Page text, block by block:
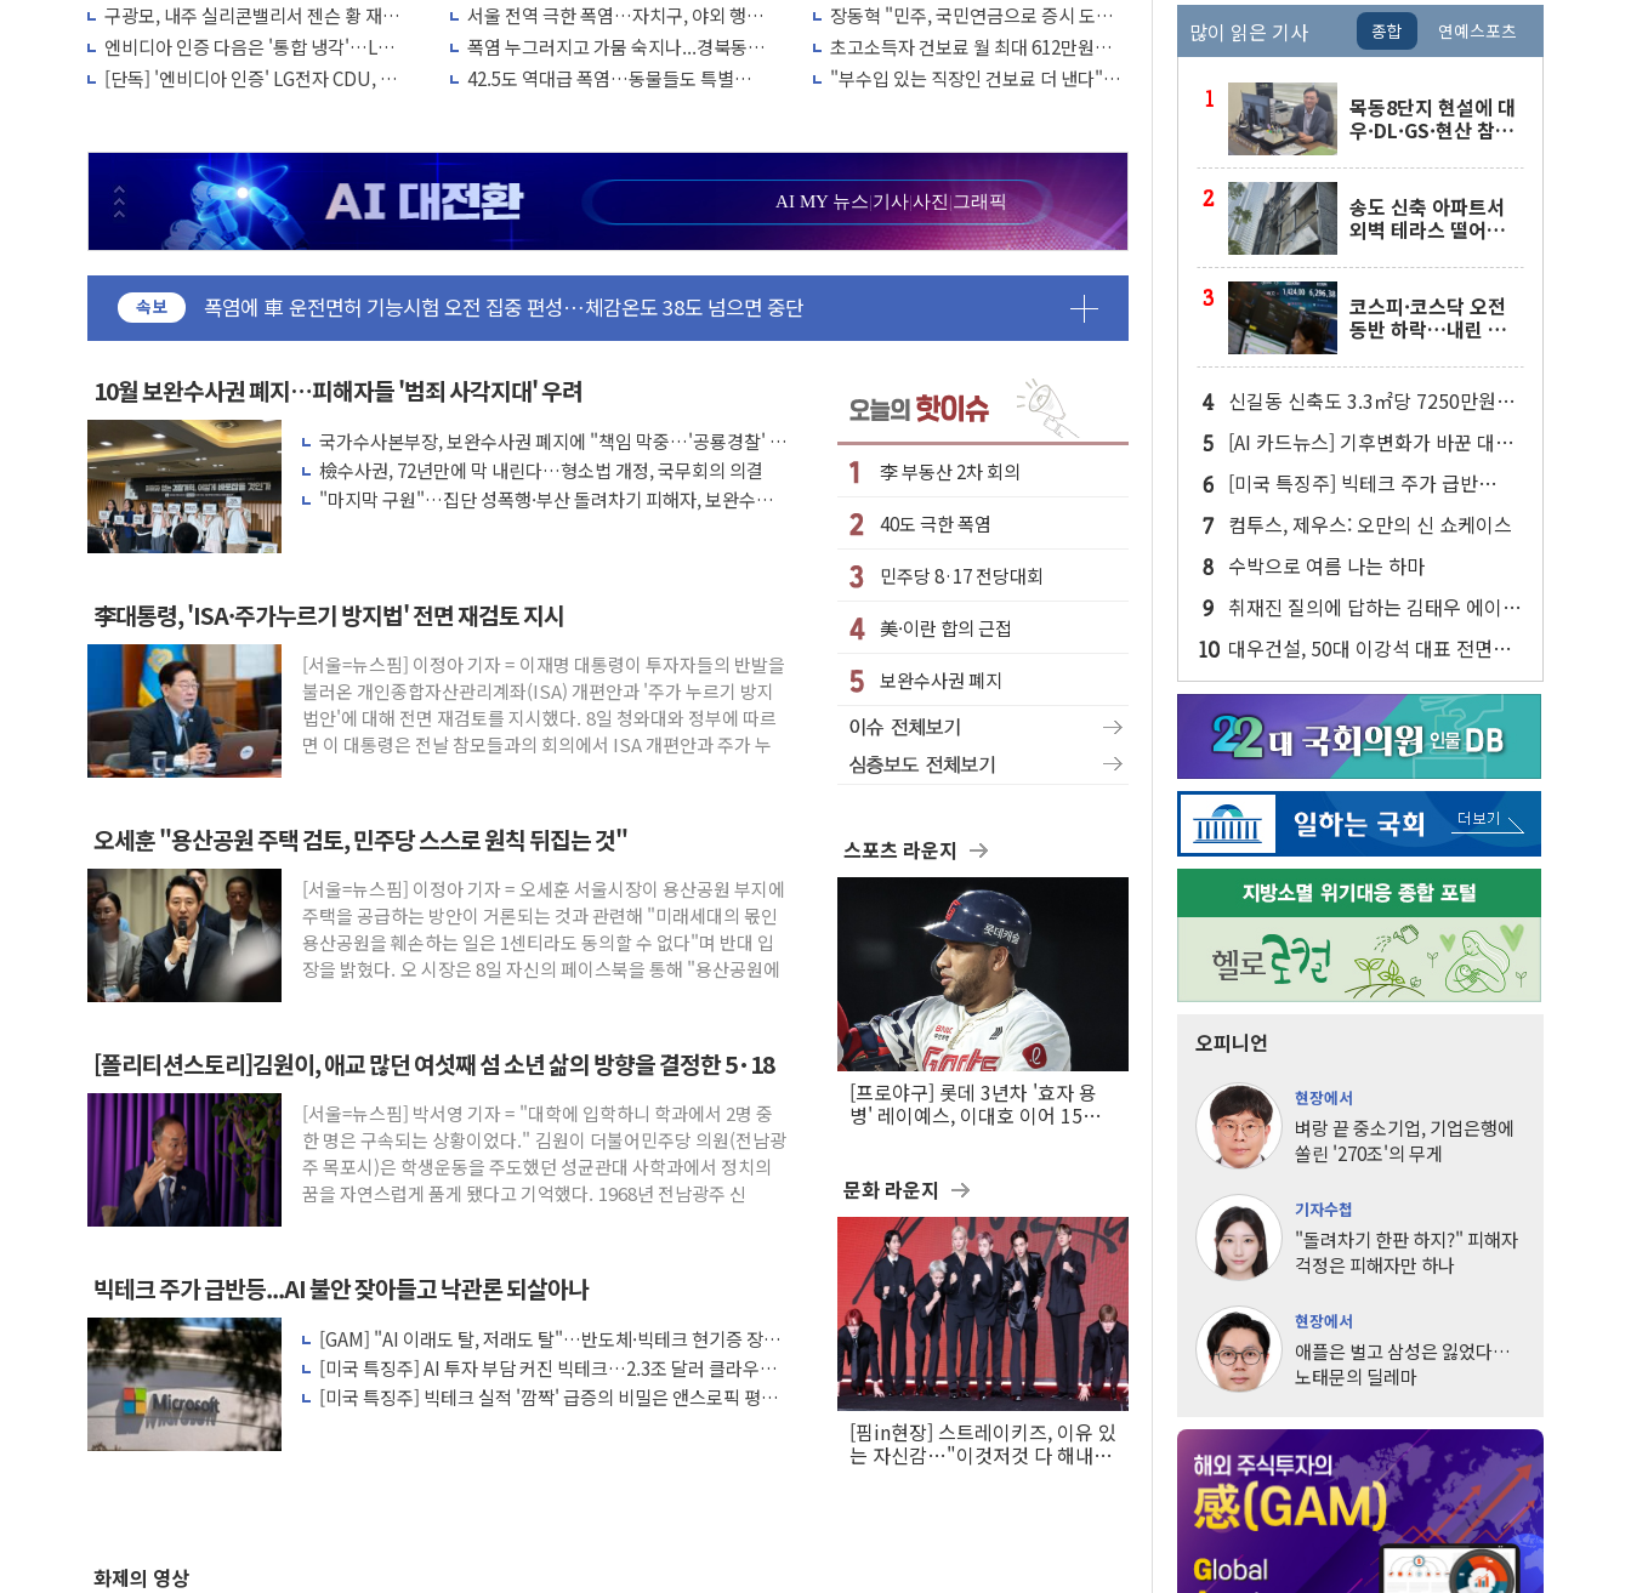
구광모, 내주 실리콘밸리서 젠슨 황 재
회…로봇·AI 데이터센터·모빌리티 구체
화
엔비디아 인증 다음은 '통합 냉각'…LG,
CDU 넘어 칠러까지 묶는다
[단독] '엔비디아 인증' LG전자 CDU, 美
서울 전역 극한 폭염…자치구, 야외 행사
조정·물청소 운영 확대
폭염 누그러지고 가뭄 숙지나...경북동해
안권 8~9일 최대 100mm 호우
42.5도 역대급 폭염…동물들도 특별식
장동혁 "민주, 국민연금으로 증시 도박
판 만들더니 아예 카지노 차릴 판"
초고소득자 건보료 월 최대 612만원으
로...하한도 상향
"부수입 있는 직장인 건보료 더 낸다"…
AI MY 뉴스|기사|사진 |그래픽
속보
中 전방위 아파트 부양, 수도 베이징도 부동산 규제 철폐
동해시, 11~14일 '별똥별 멍' 운영…페르세우스 유성우 관측
강원 중·남부 동해안 시간당 50mm 이상 폭우…호우경보 발효
청양 밭에서 일하던 90대 숨져…온열질환 여부 조사
폭염에 車 운전면허 기능시험 오전 집중 편성…체감온도 38도 넘으면 중단
李대통령, 'ISA·주가누르기 방지법' 전면 재검토 지시
'호우 특보' 경북 울진 시간당 20~30mm 강한 비...가뭄 해소될 듯
주말 무더위·열대야 지속…내륙 곳곳 소나기
오세훈 "용산공원 주택 검토, 민주당 스스로 원칙 뒤집는 것"
충북 주말 무더위 지속…청주·진천 35도, 곳곳 소나기
10월 보완수사권 폐지·공소청 출범…피해자들 '범죄 사각지대' 우려
한상협, 업계 개인정보 보안 새판 짠다…'자율규제단체' 타진
민주당, 오늘 제주·인천 경선 발표...김민석 '재역전' vs 정청래 '격차 확대'
뉴욕증시, 고용 쇼크에 금리 인상 우려 후퇴…S&P500 최고치
트럼프, 쿡 연준 이사 해임 재추진…"26일까지 의혹 소명" 요구
유럽증시, 美 고용 예상 밖 부진에 연준 금리 인상 가능성 낮아지며 상승… STOXX 600 지수는 나흘 연속
최고치
미 연준 매파 기세 꺾이나…고용 감소에 9월 동결 전망 우세
[종합] 이슬람 수니파 3국, '공동방위협정' 체결… 이스라엘·이란 위협에 맞설 자체 억지력 강화
트럼프, 백신·자폐증 행정명령 검토…"이르면 다음 주"
10월 보완수사권 폐지…피해자들 '범죄 사각지대' 우려
국가수사본부장, 보완수사권 폐지에 "책임 막중…'공룡경찰' 우
려 해소"
檢수사권, 72년만에 막 내린다…형소법 개정, 국무회의 의결
"마지막 구원"…집단 성폭행·부산 돌려차기 피해자, 보완수사
李대통령, 'ISA·주가누르기 방지법' 전면 재검토 지시
[서울=뉴스핌] 이정아 기자 = 이재명 대통령이 투자자들의 반발을
불러온 개인종합자산관리계좌(ISA) 개편안과 '주가 누르기 방지
법안'에 대해 전면 재검토를 지시했다. 8일 청와대와 정부에 따르
면 이 대통령은 전날 참모들과의 회의에서 ISA 개편안과 주가 누
오세훈 "용산공원 주택 검토, 민주당 스스로 원칙 뒤집는 것"
[서울=뉴스핌] 이정아 기자 = 오세훈 서울시장이 용산공원 부지에
주택을 공급하는 방안이 거론되는 것과 관련해 "미래세대의 몫인
용산공원을 훼손하는 일은 1센티라도 동의할 수 없다"며 반대 입
장을 밝혔다. 오 시장은 8일 자신의 페이스북을 통해 "용산공원에
[폴리티션스토리]김원이, 애교 많던 여섯째 섬 소년 삶의 방향을 결정한 5·18
[서울=뉴스핌] 박서영 기자 = "대학에 입학하니 학과에서 2명 중
한 명은 구속되는 상황이었다." 김원이 더불어민주당 의원(전남광
주 목포시)은 학생운동을 주도했던 성균관대 사학과에서 정치의
꿈을 자연스럽게 품게 됐다고 기억했다. 1968년 전남광주 신
빅테크 주가 급반등...AI 불안 잦아들고 낙관론 되살아나
[GAM] "AI 이래도 탈, 저래도 탈"…반도체·빅테크 현기증 장세,
왜?
[미국 특징주] AI 투자 부담 커진 빅테크…2.3조 달러 클라우드
수주가 버팀목
[미국 특징주] 빅테크 실적 '깜짝' 급증의 비밀은 앤스로픽 평가
李 부동산 2차 회의
40도 극한 폭염
민주당 8·17 전당대회
美·이란 합의 근접
보완수사권 폐지
스포츠 라운지
[프로야구] 롯데 3년차 '효자 용
병' 레이예스, 이대호 이어 15년
문화 라운지
[핌in현장] 스트레이키즈, 이유 있
는 자신감…"이것저것 다 해내는
화제의 영상
많이 읽은 기사 종합 연예스포츠
목동8단지 현설에 대
우·DL·GS·현산 참
가' 조건
송도 신축 아파트서
외벽 테라스 떨어
"전수 조사"
코스피·코스닥 오전
동반 하락…내린 종
신길동 신축도 3.3㎡당 7250만원…
써밋 클라비온 59㎡ 18억원대
[AI 카드뉴스] 기후변화가 바꾼 대한
민국 여름
[미국 특징주] 빅테크 주가 급반
등...AI 불안 잦아들고 낙관론 되살아
나
컴투스, 제우스: 오만의 신 쇼케이스
수박으로 여름 나는 하마
취재진 질의에 답하는 김태우 에이버
튼 CD
대우건설, 50대 이강석 대표 전면
에...임원·조직 대대적 개편 예고
오피니언
현장에서
벼랑 끝 중소기업, 기업은행에
쏠린 '270조'의 무게
기자수첩
"돌려차기 한판 하지?" 피해자
걱정은 피해자만 하나
현장에서
애플은 벌고 삼성은 잃었다…
노태문의 딜레마